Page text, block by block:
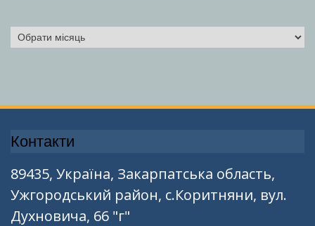
Архіви
Контакти
89435, Україна, Закарпатська область,
Ужгородський район, с.Коритняни, вул.
Духновича, 66 "г"